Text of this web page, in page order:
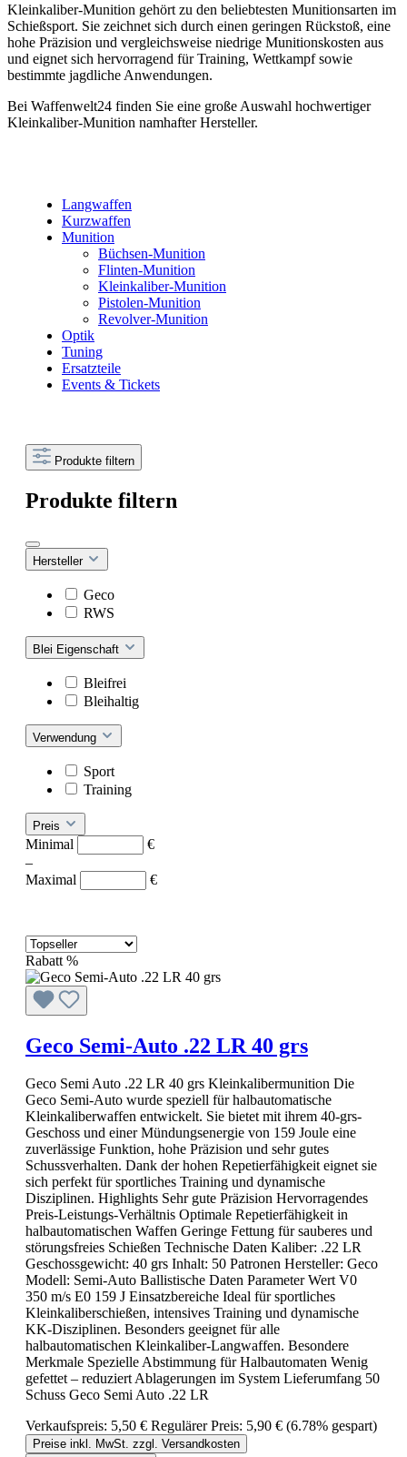
Kleinkaliber-Munition gehört zu den beliebtesten Munitionsarten im
Schießsport. Sie zeichnet sich durch einen geringen Rückstoß, eine
hohe Präzision und vergleichsweise niedrige Munitionskosten aus
und eignet sich hervorragend für Training, Wettkampf sowie
bestimmte jagdliche Anwendungen.
Bei Waffenwelt24 finden Sie eine große Auswahl hochwertiger
Kleinkaliber-Munition namhafter Hersteller.
Langwaffen
Kurzwaffen
Munition
Büchsen-Munition
Flinten-Munition
Kleinkaliber-Munition
Pistolen-Munition
Revolver-Munition
Optik
Tuning
Ersatzteile
Events & Tickets
Produkte filtern
Produkte filtern
Hersteller
Geco
RWS
Blei Eigenschaft
Bleifrei
Bleihaltig
Verwendung
Sport
Training
Preis
Minimal
€
–
Maximal
€
Rabatt %
Geco Semi-Auto .22 LR 40 grs
Geco Semi Auto .22 LR 40 grs Kleinkalibermunition Die
Geco Semi-Auto wurde speziell für halbautomatische
Kleinkaliberwaffen entwickelt. Sie bietet mit ihrem 40-grs-
Geschoss und einer Mündungsenergie von 159 Joule eine
zuverlässige Funktion, hohe Präzision und sehr gutes
Schussverhalten. Dank der hohen Repetierfähigkeit eignet sie
sich perfekt für sportliches Training und dynamische
Disziplinen. Highlights Sehr gute Präzision Hervorragendes
Preis-Leistungs-Verhältnis Optimale Repetierfähigkeit in
halbautomatischen Waffen Geringe Fettung für sauberes und
störungsfreies Schießen Technische Daten Kaliber: .22 LR
Geschossgewicht: 40 grs Inhalt: 50 Patronen Hersteller: Geco
Modell: Semi-Auto Ballistische Daten Parameter Wert V0
350 m/s E0 159 J Einsatzbereiche Ideal für sportliches
Kleinkaliberschießen, intensives Training und dynamische
KK-Disziplinen. Besonders geeignet für alle
halbautomatischen Kleinkaliber-Langwaffen. Besondere
Merkmale Spezielle Abstimmung für Halbautomaten Wenig
gefettet – reduziert Ablagerungen im System Lieferumfang 50
Schuss Geco Semi Auto .22 LR
Verkaufspreis: 5,50 € Regulärer Preis: 5,90 € (6.78% gespart)
Preise inkl. MwSt. zzgl. Versandkosten